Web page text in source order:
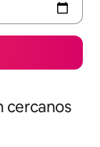
cercanos